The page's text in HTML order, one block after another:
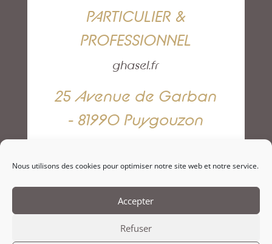
Nous utilisons des cookies pour optimiser notre site web et notre service.
Accepter
Refuser
PARTICULIER &
PROFESSIONNEL
ghasel.fr
25 Avenue de Garban
- 81990 Puygouzon